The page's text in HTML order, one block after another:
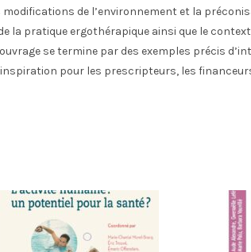
de l’environnement et la
la pratique ergothérapique ainsi que le
se termine par des exemples précis
pour les prescripteurs, les